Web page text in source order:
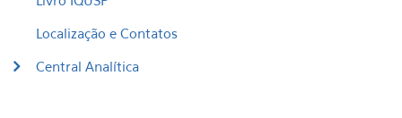
Localização e Contatos
Central Analítica